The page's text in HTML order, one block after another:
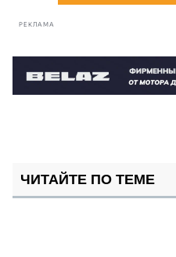
РЕКЛАМА
ЧИТАЙТЕ ПО ТЕМЕ